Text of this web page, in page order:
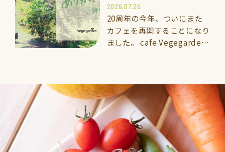
2026.07.26
20周年の今年、ついにまた
カフェを再開することになり
ました。 cafe Vegegarden